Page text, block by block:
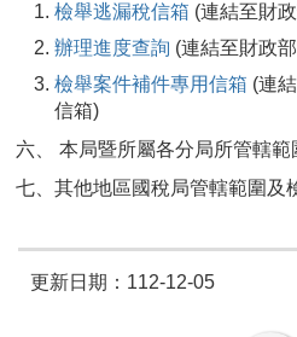
檢舉逃漏稅信箱 (連結至財
辦理進度查詢 (連結至財政
檢舉案件補件專用信箱 (連
信箱)
六、 本局暨所屬各分局所管轄
七、其他地區國稅局管轄範圍及
更新日期：112-12-05